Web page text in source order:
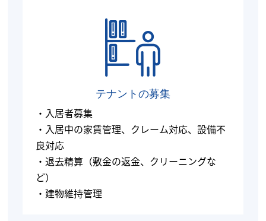
テナントの募集
・入居者募集
・入居中の家賃管理、クレーム対応、設備不
良対応
・退去精算（敷金の返金、クリーニングな
ど）
・建物維持管理